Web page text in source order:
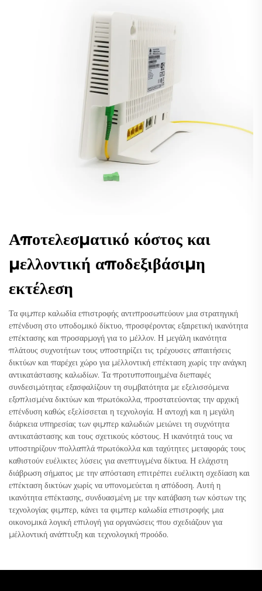
Αποτελεσματικό κόστος και
μελλοντική αποδεξιβάσιμη
εκτέλεση
Τα φιμπερ καλωδία επιστροφής αντιπροσωπεύουν μια στρατηγική
επένδυση στο υποδομικό δίκτυο, προσφέροντας εξαιρετική ικανότητα
επέκτασης και προσαρμογή για το μέλλον. Η μεγάλη ικανότητα
πλάτους συχνοτήτων τους υποστηρίζει τις τρέχουσες απαιτήσεις
δικτύων και παρέχει χώρο για μέλλοντική επέκταση χωρίς την ανάγκη
αντικατάστασης καλωδίων. Τα προτυποποιημένα διεπαφές
συνδεσιμότητας εξασφαλίζουν τη συμβατότητα με εξελισσόμενα
εξοπλισμένα δικτύων και πρωτόκολλα, προστατεύοντας την αρχική
επένδυση καθώς εξελίσσεται η τεχνολογία. Η αντοχή και η μεγάλη
διάρκεια υπηρεσίας των φιμπερ καλωδιών μειώνει τη συχνότητα
αντικατάστασης και τους σχετικούς κόστους. Η ικανότητά τους να
υποστηρίζουν πολλαπλά πρωτόκολλα και ταχύτητες μεταφοράς τους
καθιστούν ευέλικτες λύσεις για ανεπτυγμένα δίκτυα. Η ελάχιστη
διάβρωση σήματος με την απόσταση επιτρέπει ευέλικτη σχεδίαση και
επέκταση δικτύων χωρίς να υπονομεύεται η απόδοση. Αυτή η
ικανότητα επέκτασης, συνδυασμένη με την κατάβαση των κόστων της
τεχνολογίας φιμπερ, κάνει τα φιμπερ καλωδία επιστροφής μια
οικονομικά λογική επιλογή για οργανώσεις που σχεδιάζουν για
μέλλοντική ανάπτυξη και τεχνολογική προόδο.